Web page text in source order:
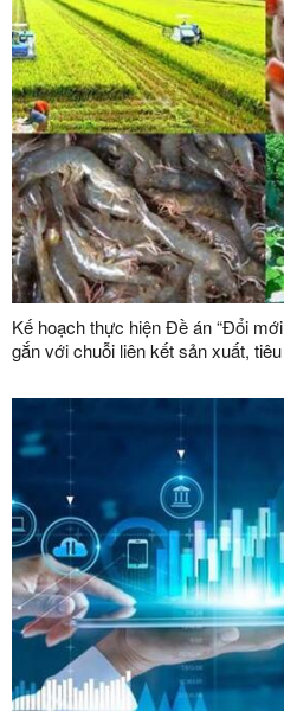
Kế hoạch thực hiện Đề án “Đổi
gắn với chuỗi liên kết sản xuất,
2030”